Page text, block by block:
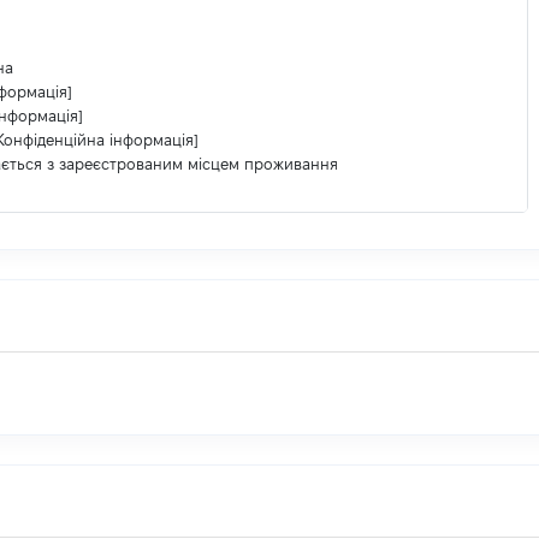
інформація]
з зареєстрованим місцем проживання